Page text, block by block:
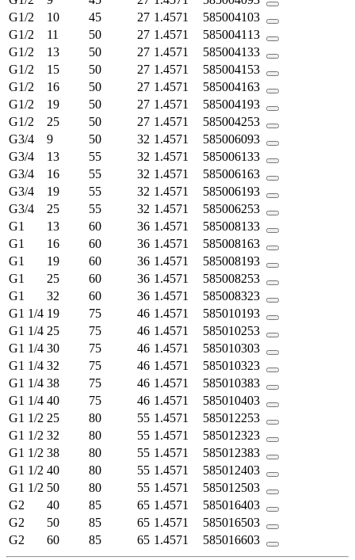
G1/2
10 45 27 1.4571
585004103
G1/2
11 50 27 1.4571
585004113
G1/2
13 50 27 1.4571
585004133
G1/2
15 50 27 1.4571
585004153
G1/2
16 50 27 1.4571
585004163
G1/2
19 50 27 1.4571
585004193
G1/2
25 50 27 1.4571
585004253
G3/4
9 50 32 1.4571
585006093
G3/4
13 55 32 1.4571
585006133
G3/4
16 55 32 1.4571
585006163
G3/4
19 55 32 1.4571
585006193
G3/4
25 55 32 1.4571
585006253
G1
13 60 36 1.4571
585008133
G1
16 60 36 1.4571
585008163
G1
19 60 36 1.4571
585008193
G1
25 60 36 1.4571
585008253
G1
32 60 36 1.4571
585008323
G1 1/4 19 75 46 1.4571
585010193
G1 1/4 25 75 46 1.4571
585010253
G1 1/4 30 75 46 1.4571
585010303
G1 1/4 32 75 46 1.4571
585010323
G1 1/4 38 75 46 1.4571
585010383
G1 1/4 40 75 46 1.4571
585010403
G1 1/2 25 80 55 1.4571
585012253
G1 1/2 32 80 55 1.4571
585012323
G1 1/2 38 80 55 1.4571
585012383
G1 1/2 40 80 55 1.4571
585012403
G1 1/2 50 80 55 1.4571
585012503
G2
40 85 65 1.4571
585016403
G2
50 85 65 1.4571
585016503
G2
60 85 65 1.4571 585016603